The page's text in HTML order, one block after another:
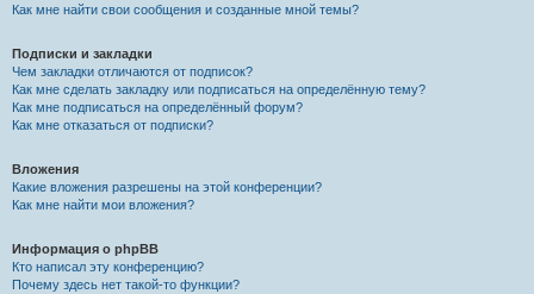
Как мне найти свои сообщения и созданные мной темы?
Подписки и закладки
Чем закладки отличаются от подписок?
Как мне сделать закладку или подписаться на определённую тему?
Как мне подписаться на определённый форум?
Как мне отказаться от подписки?
Вложения
Какие вложения разрешены на этой конференции?
Как мне найти мои вложения?
Информация о phpBB
Кто написал эту конференцию?
Почему здесь нет такой-то функции?